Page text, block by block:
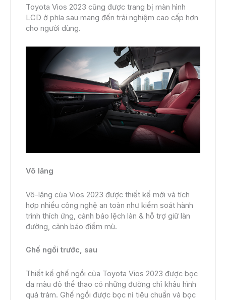
Toyota Vios 2023 cũng được trang bị màn hình
LCD ở phía sau mang đến trải nghiệm cao cấp hơn
cho người dùng.
Vô lăng
Vô-lăng của Vios 2023 được thiết kế mới và tích
hợp nhiều công nghệ an toàn như kiểm soát hành
trình thích ứng, cảnh báo lệch làn & hỗ trợ giữ làn
đường, cảnh báo điểm mù.
Ghế ngồi trước, sau
Thiết kế ghế ngồi của Toyota Vios 2023 được bọc
da màu đỏ thể thao có những đường chỉ khâu hình
quả trám. Ghế ngồi được bọc nỉ tiêu chuẩn và bọc